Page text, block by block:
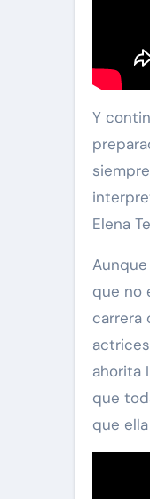
Y
Elena
que no
carrera
ahorita
que
que